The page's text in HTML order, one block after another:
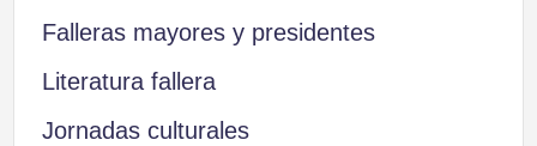
Falleras mayores y presidentes
Literatura fallera
Jornadas culturales